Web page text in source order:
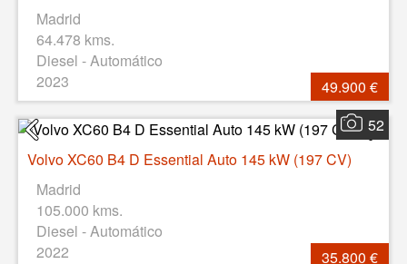
Madrid
64.478 kms.
Diesel - Automático
2023
49.900 €
52
Volvo XC60 B4 D Essential Auto 145 kW (197 CV)
Madrid
105.000 kms.
Diesel - Automático
2022
35.800 €